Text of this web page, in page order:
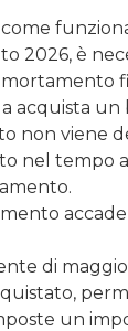
2026, è
acquista un
non viene
nel tempo
di
un